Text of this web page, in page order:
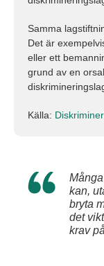
Samma
Det är
eller ett
grund av en
Källa:
kan,
bryta
det
krav